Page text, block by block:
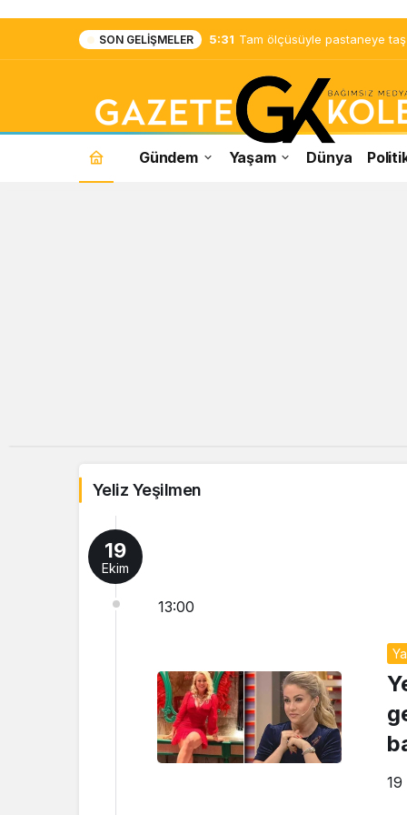
SON GELIŞMELER 5:31 Tam ölçüsüyle pastaneye
Yeliz
Gündem Yaşam Dünya
Yeliz Yeşilmen
19
Ekim
13:00